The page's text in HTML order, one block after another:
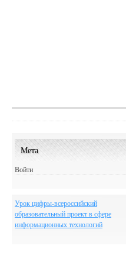
Мета
Войти
Урок цифры-всероссийский
образовательный проект в сфере
информационных технологий